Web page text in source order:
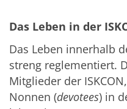
Das Leben in der
Das Leben innerhalb
streng reglementiert.
Mitglieder der
Nonnen (devotees) in